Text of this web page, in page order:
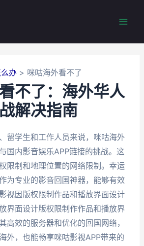
办 咪咕海外看不了
不了：海外华人
解决指南
留学生和工作人员来说，咪咕海外
国内影音娱乐APP链接的挑战。这
限制和地理位置的网络限制。幸运
为专业的影音回国神器，能够有效
视因版权限制作品和播放界面设计
界面设计版权限制作作品和播放界
高效的服务器和优化的回国网络，
外，也能畅享咪咕影视APP带来的